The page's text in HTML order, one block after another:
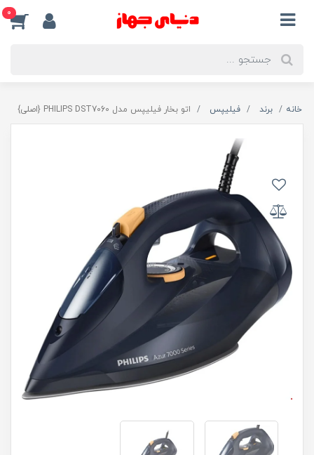
0
خانه برند فیلیپس اتو بخار فیلیپس مدل PHILIPS DST7060 {اصلی}